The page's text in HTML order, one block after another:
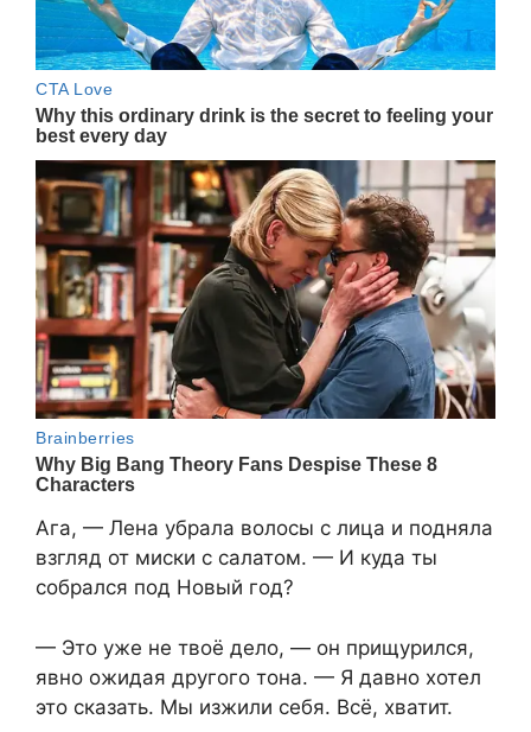
Ага, — Лена убрала волосы с лица и подняла
взгляд от миски с салатом. — И куда ты
собрался под Новый год?
— Это уже не твоё дело, — он прищурился,
явно ожидая другого тона. — Я давно хотел
это сказать. Мы изжили себя. Всё, хватит.